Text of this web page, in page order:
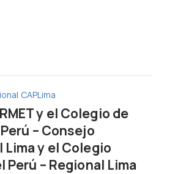
CAPLima
y el Colegio de
– Consejo
y el Colegio
Perú – Regional Lima